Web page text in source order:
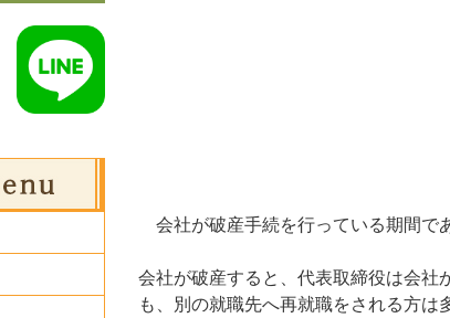
会社が破産手続を行っている期間で
会社が破産すると、代表取締役は会社
も、別の就職先へ再就職をされる方は